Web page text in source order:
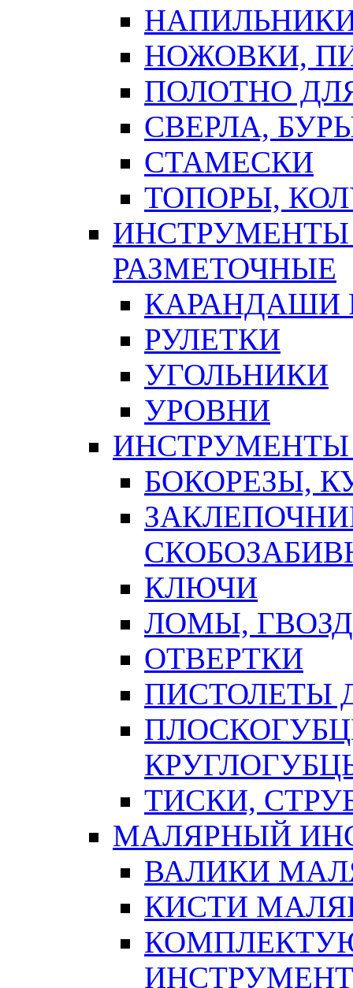
НОЖОВКИ,
ПОЛОТНО
СВЕРЛА,
СТАМЕСКИ
ТОПОРЫ,
ИНСТРУМЕНТЫ
РАЗМЕТОЧНЫЕ
КАРАНДАШИ
РУЛЕТКИ
УГОЛЬНИКИ
УРОВНИ
БОКОРЕЗЫ,
КЛЮЧИ
ЛОМЫ,
ОТВЕРТКИ
ПИСТОЛЕТЫ
ТИСКИ,
МАЛЯРНЫЙ
ВАЛИКИ
КИСТИ